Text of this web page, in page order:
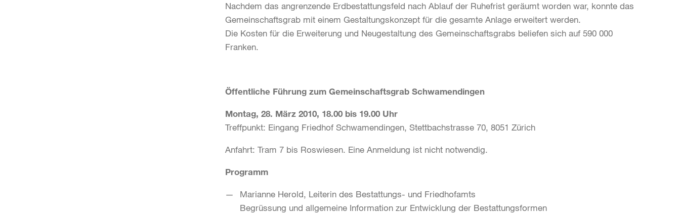
Nachdem das angrenzende Erdbestattungsfeld nach Ablauf der Ruhefrist geräumt worden war, konnte das
Gemeinschaftsgrab mit einem Gestaltungskonzept für die gesamte Anlage erweitert werden.
Die Kosten für die Erweiterung und Neugestaltung des Gemeinschaftsgrabs beliefen sich auf 590 000
Franken.
Öffentliche Führung zum Gemeinschaftsgrab Schwamendingen
Montag, 28. März 2010, 18.00 bis 19.00 Uhr
Treffpunkt: Eingang Friedhof Schwamendingen, Stettbachstrasse 70, 8051 Zürich
Anfahrt: Tram 7 bis Roswiesen. Eine Anmeldung ist nicht notwendig.
Programm
Marianne Herold, Leiterin des Bestattungs- und Friedhofamts
Begrüssung und allgemeine Information zur Entwicklung der Bestattungsformen